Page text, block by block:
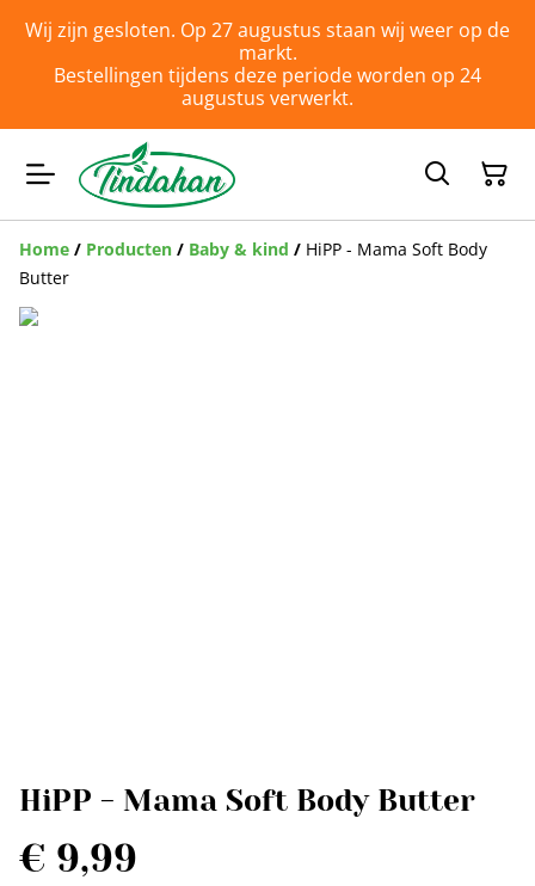
Wij zijn gesloten. Op 27 augustus staan wij weer op de
markt.
Bestellingen tijdens deze periode worden op 24
augustus verwerkt.
Home / Producten / Baby & kind / HiPP - Mama Soft Body
Butter
HiPP - Mama Soft Body Butter
€ 9,99